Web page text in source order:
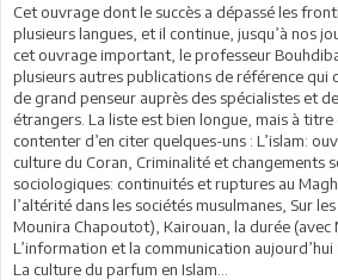
Cet ouvrage dont le succès a dépassé les
plusieurs langues, et il continue, jusqu’à nos
cet ouvrage important, le professeur
plusieurs autres publications de référence qui
de grand penseur auprès des spécialistes et
étrangers. La liste est bien longue, mais à titre
contenter d’en citer quelques-uns : L’islam:
culture du Coran, Criminalité et changements
sociologiques: continuités et ruptures au
l’altérité dans les sociétés musulmanes, Sur
Mounira Chapoutot), Kairouan, la durée (avec
L’information et la communication
La culture du parfum en Islam...